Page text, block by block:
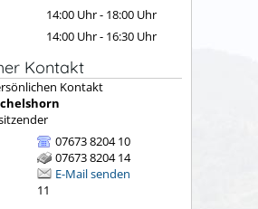
14:00 Uhr- 18:00 Uhr
14:00 Uhr- 16:30 Uhr
Kontakt
07673 8204 10
07673 8204 14
E-Mail senden
11